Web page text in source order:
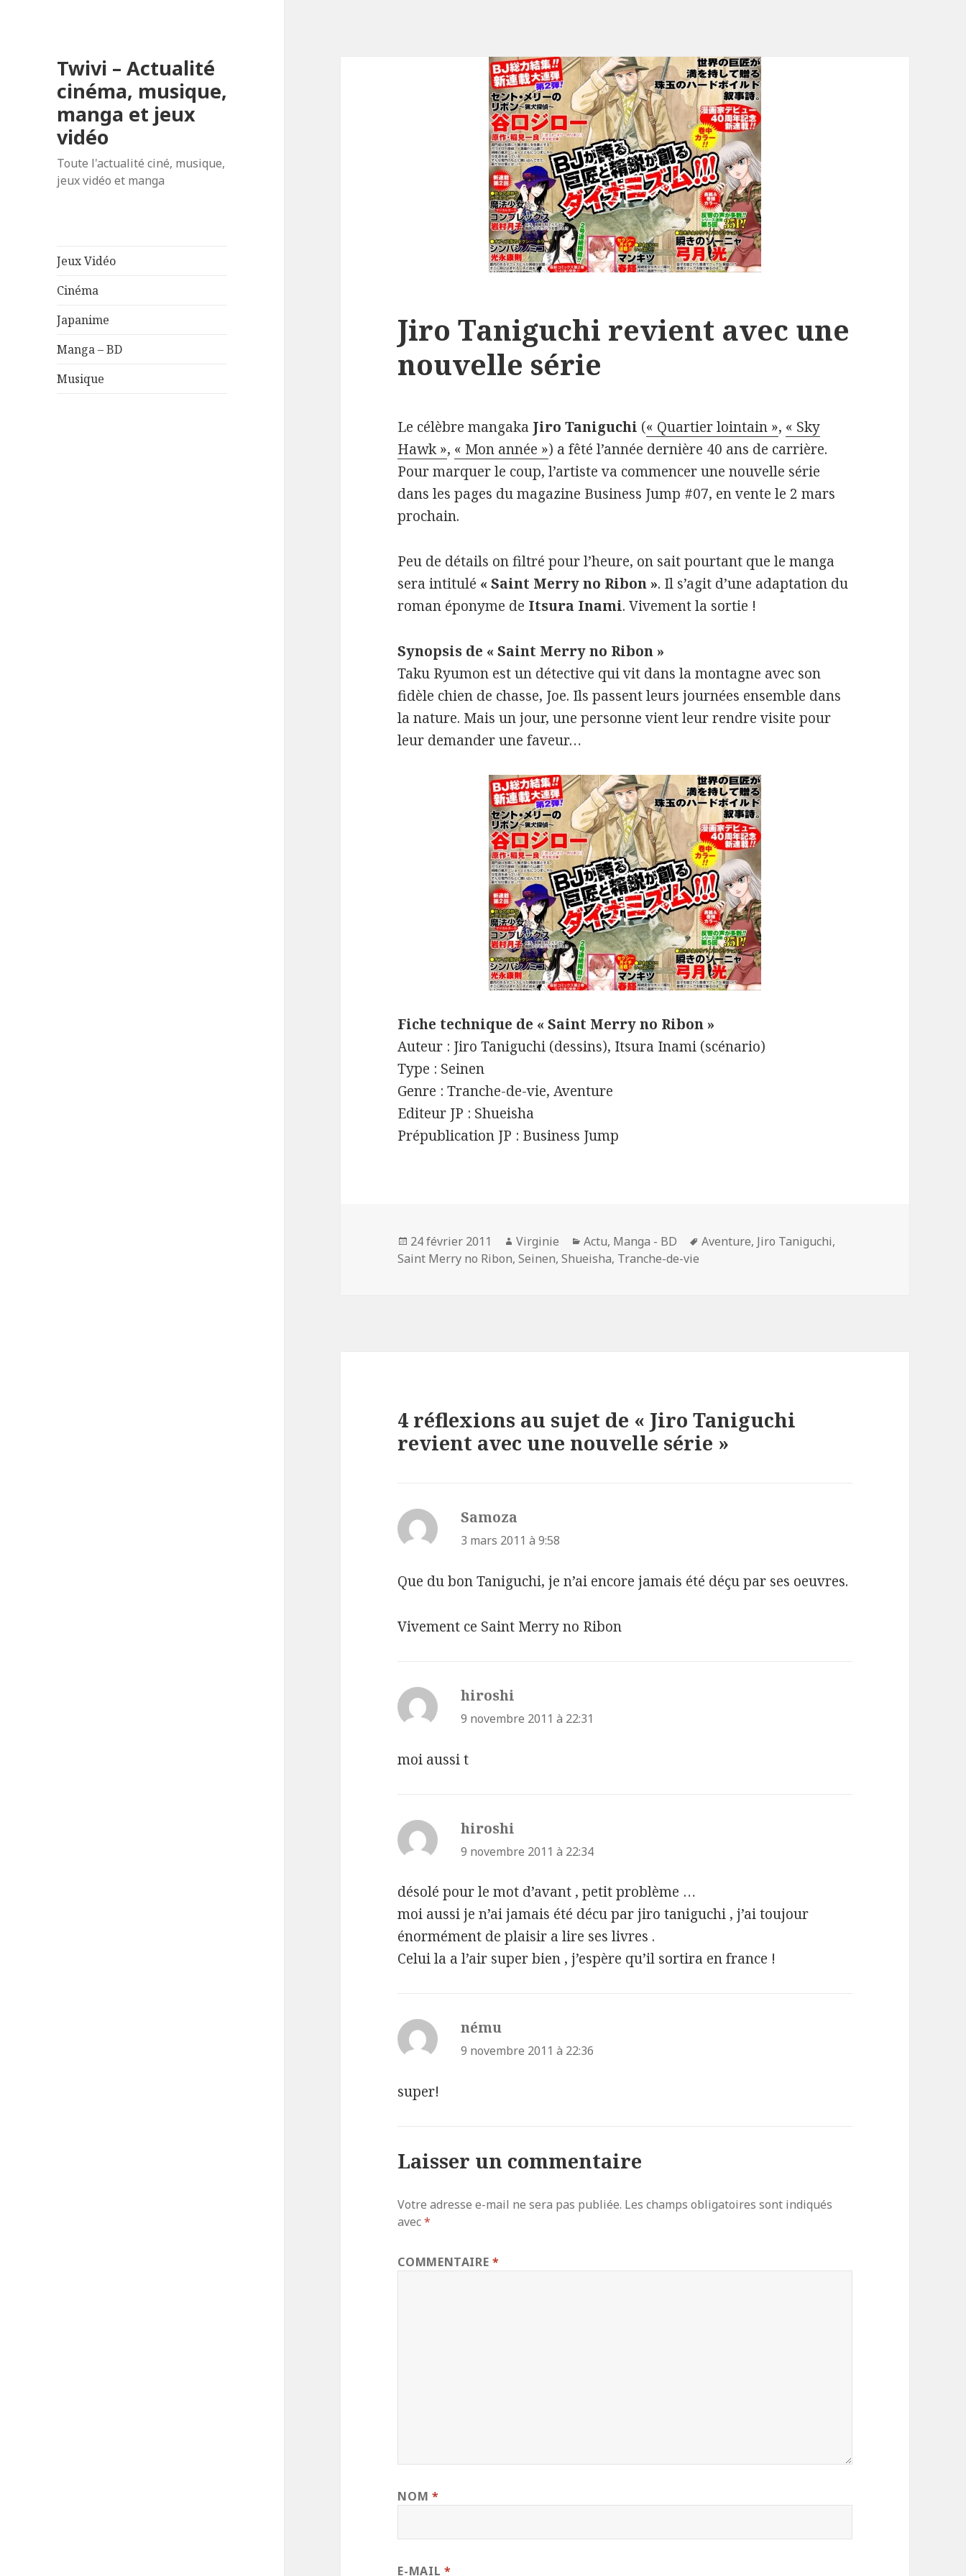
Twivi – Actualité
cinéma, musique,
manga et jeux
vidéo
Toute l'actualité ciné, musique,
jeux vidéo et manga
Jeux Vidéo
Cinéma
Japanime
Manga – BD
Musique
Jiro Taniguchi revient avec une
nouvelle série
Le célèbre mangaka Jiro Taniguchi (« Quartier lointain », « Sky
Hawk », « Mon année ») a fêté l’année dernière 40 ans de carrière.
Pour marquer le coup, l’artiste va commencer une nouvelle série
dans les pages du magazine Business Jump #07, en vente le 2 mars
prochain.
Peu de détails on filtré pour l’heure, on sait pourtant que le manga
sera intitulé « Saint Merry no Ribon ». Il s’agit d’une adaptation du
roman éponyme de Itsura Inami. Vivement la sortie !
Synopsis de « Saint Merry no Ribon »
Taku Ryumon est un détective qui vit dans la montagne avec son
fidèle chien de chasse, Joe. Ils passent leurs journées ensemble dans
la nature. Mais un jour, une personne vient leur rendre visite pour
leur demander une faveur…
Fiche technique de « Saint Merry no Ribon »
Auteur : Jiro Taniguchi (dessins), Itsura Inami (scénario)
Type : Seinen
Genre : Tranche-de-vie, Aventure
Editeur JP : Shueisha
Prépublication JP : Business Jump
Publié
le
24 février 2011 Auteur
Virginie Catégories
Actu, Manga - BD
Mots-
Aventure, Jiro Taniguchi,
Saint Merry no Ribon,Seinen,Shueisha, Tranche-de-vie
4 réflexions au sujet de « Jiro Taniguchi
revient avec une nouvelle série »
Samoza
3 mars 2011 à 9:58
Que du bon Taniguchi, je n’ai encore jamais été déçu par ses oeuvres.
Vivement ce Saint Merry no Ribon
hiroshi
9 novembre 2011 à 22:31
moi aussi t
hiroshi
9 novembre 2011 à 22:34
désolé pour le mot d’avant , petit problème …
moi aussi je n’ai jamais été décu par jiro taniguchi , j’ai toujour
énormément de plaisir a lire ses livres .
Celui la a l’air super bien , j’espère qu’il sortira en france !
nému
9 novembre 2011 à 22:36
super!
Laisser un commentaire
Votre adresse e-mail ne sera pas publiée. Les champs obligatoires sont indiqués
avec*
COMMENTAIRE*
NOM *
E-MAIL *